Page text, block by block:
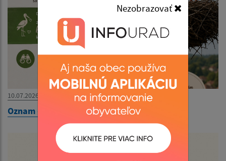
Nezobrazovať
10.07.2026
Oznam - Bociany